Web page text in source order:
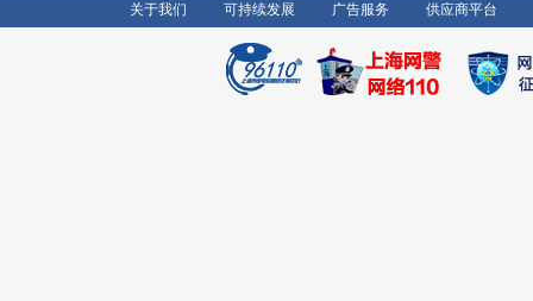
关于我们 可持续发展 广告服务 供应商平台